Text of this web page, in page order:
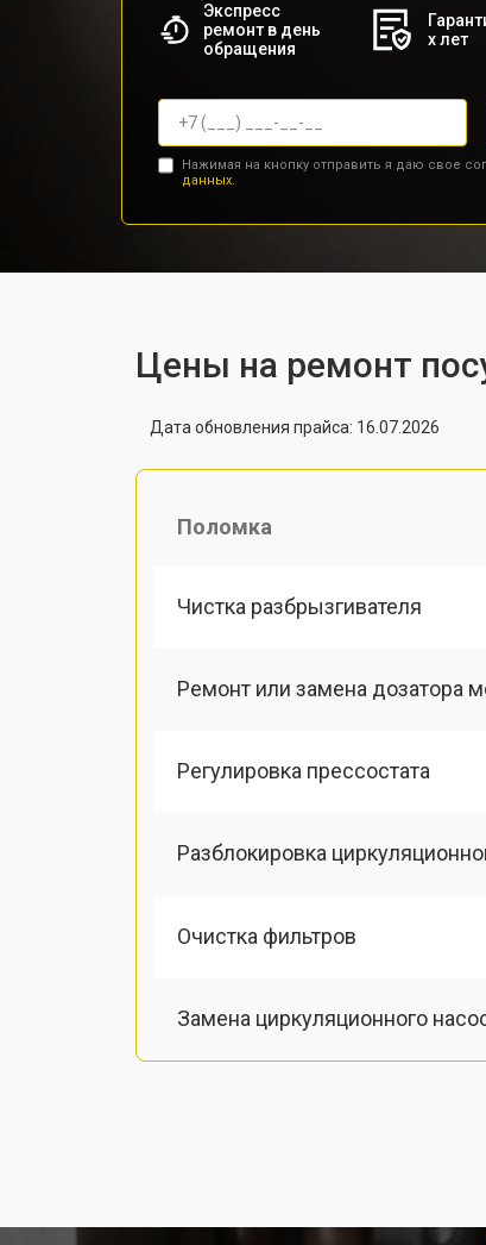
Экспресс
ремонт в день
обращения
х лет
Нажимая на кнопку отправить я даю свое
данных.
Цены на ремонт
Дата обновления прайса: 16.07.2026
Поломка
Чистка разбрызгивателя
Ремонт или замена дозатора
Регулировка прессостата
Разблокировка
Очистка фильтров
Замена циркуляционного